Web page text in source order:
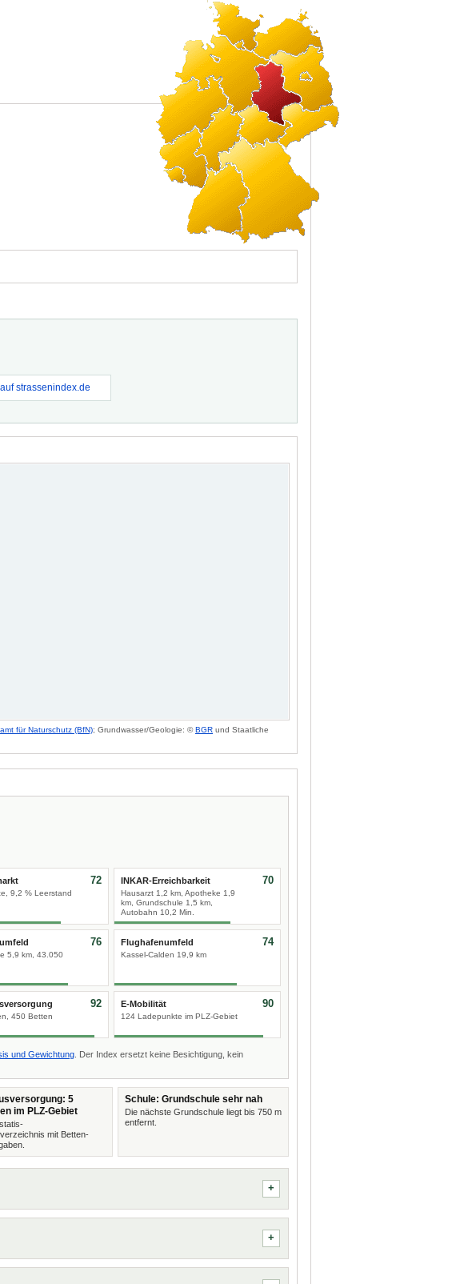
strassenindex.de
für Naturschutz (BfN); Grundwasser/Geologie: ©BGR und Staatliche
9,2 % Leerstand
72 INKAR-Erreichbarkeit
Hausarzt 1,2 km, Apotheke 1,9
km, Grundschule 1,5 km,
Autobahn 10,2 Min.
70
5,9 km, 43.050
76 Flughafenumfeld
Kassel-Calden 19,9 km
74
450 Betten
92 E-Mobilität
124 Ladepunkte im PLZ-Gebiet
90
und Gewichtung . Der Index ersetzt keine Besichtigung, kein
5
im PLZ-Gebiet
mit Betten-
Schule: Grundschule sehr nah
Die nächste Grundschule liegt bis 750 m
entfernt.